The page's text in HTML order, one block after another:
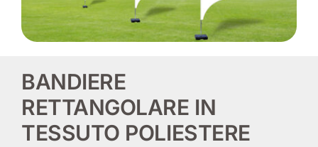
BANDIERE
RETTANGOLARE IN
TESSUTO POLIESTERE